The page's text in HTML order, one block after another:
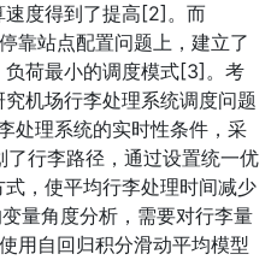
速度得到了提高[2]。而
靠站点配置问题上，建立了
荷最小的调度模式[3]。考
机场行李处理系统调度问题
处理系统的实时性条件，采
行李路径，通过设置统一优
，使平均行李处理时间减少
量角度分析，需要对行李量
用自回归积分滑动平均模型